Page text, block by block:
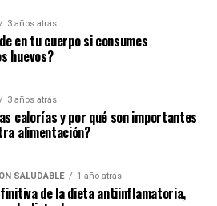
3 años atrás
en tu cuerpo si consumes
huevos?
3 años atrás
calorías y por qué son importantes
alimentación?
SALUDABLE 1 año atrás
de la dieta antiinflamatoria,